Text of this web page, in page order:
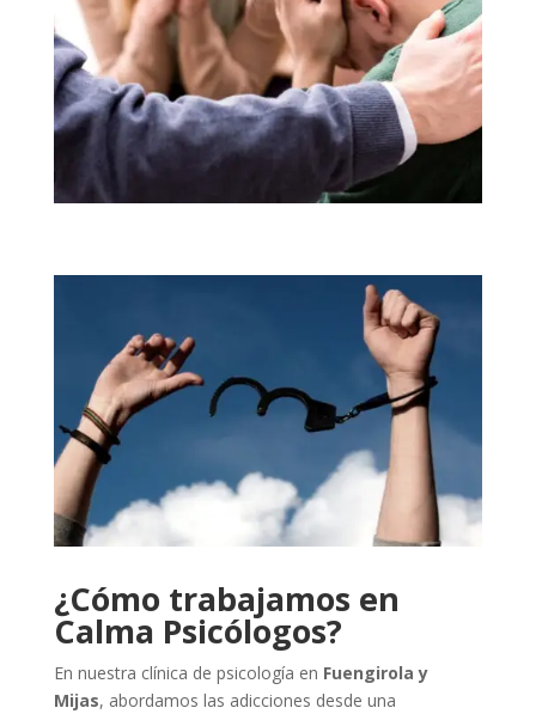
¿Cómo trabajamos en
Calma Psicólogos?
En nuestra clínica de psicología en Fuengirola y
Mijas, abordamos las adicciones desde una